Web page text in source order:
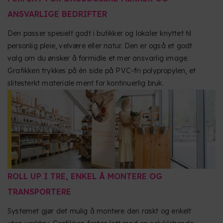
ANSVARLIGE BEDRIFTER
Den passer spesielt godt i butikker og lokaler knyttet til
personlig pleie, velvære eller natur. Den er også et godt
valg om du ønsker å formidle et mer ansvarlig image.
Grafikken trykkes på én side på PVC-fri polypropylen, et
slitesterkt materiale ment for kontinuerlig bruk.
ROLL UP I TRE, ENKEL Å MONTERE OG
TRANSPORTERE
Systemet gjør det mulig å montere den raskt og enkelt